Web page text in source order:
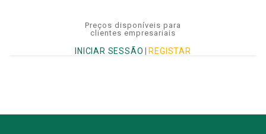
Preços disponíveis para
clientes empresariais
INICIAR SESSÃO REGISTAR